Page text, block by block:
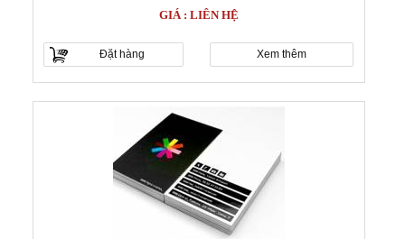
GIÁ : LIÊN HỆ
Đặt hàng Xem thêm